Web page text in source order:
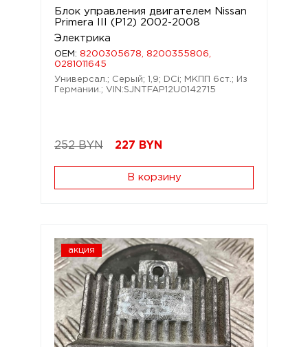
Блок управления двигателем Nissan
Primera III (P12) 2002-2008
Электрика
OEM: 8200305678, 8200355806,
0281011645
Универсал.; Серый; 1,9; DCi; МКПП 6ст.; Из
Германии.; VIN:SJNTFAP12U0142715
252 BYN 227 BYN
В корзину
акция